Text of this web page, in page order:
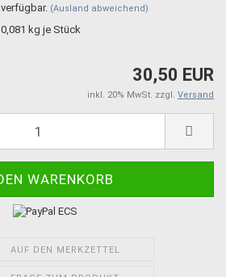
verfügbar. (Ausland abweichend)
0,081 kg je Stück
30,50 EUR
inkl. 20% MwSt. zzgl. Versand
AUF DEN MERKZETTEL